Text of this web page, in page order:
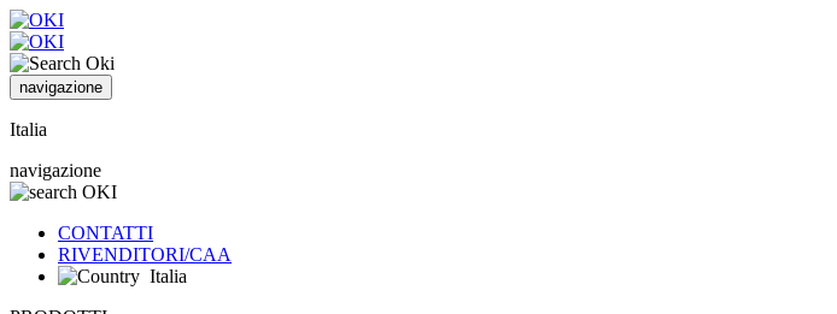
navigazione
Italia
navigazione
CONTATTI
RIVENDITORI/CAA
Italia